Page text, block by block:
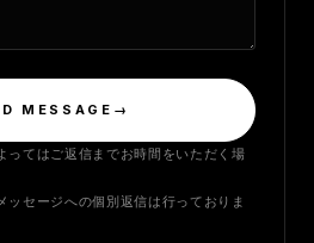
MESSAGE →
てはご返信までお時間をいただく場
セージへの個別返信は行っておりま